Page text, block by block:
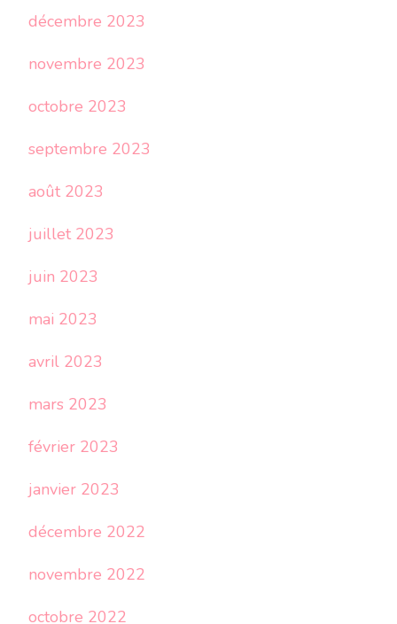
décembre 2023
novembre 2023
octobre 2023
septembre 2023
août 2023
juillet 2023
juin 2023
mai 2023
avril 2023
mars 2023
février 2023
janvier 2023
décembre 2022
novembre 2022
octobre 2022